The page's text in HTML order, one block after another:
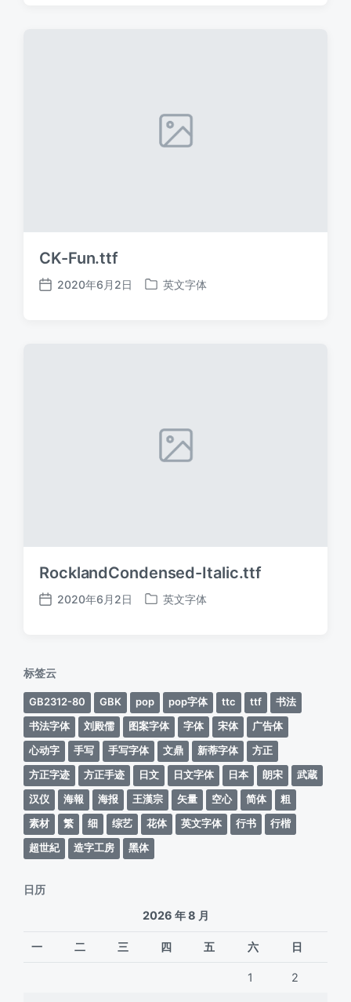
CK-Fun.ttf
发
2020年6月2日
发
英文字体
RocklandCondensed-Italic.ttf
发
2020年6月2日
发
英文字体
标签云
GB2312-80 GBK pop pop字体 ttc ttf
书法
书法字体
刘殿儒 图案字体 字体 宋体
广告体
心动字
手写 手写字体 文鼎 新蒂字体
方正
方正字迹
方正手迹 日文 日文字体 日本 朗宋
武蔵
汉仪
海報 海报 王漢宗 矢量 空心 简体
粗
素材
繁 细 综艺 花体 英文字体 行书
行楷
超世紀
造字工房 黑体
日历
2026 年 8 月
一 二 三 四 五 六 日
1 2